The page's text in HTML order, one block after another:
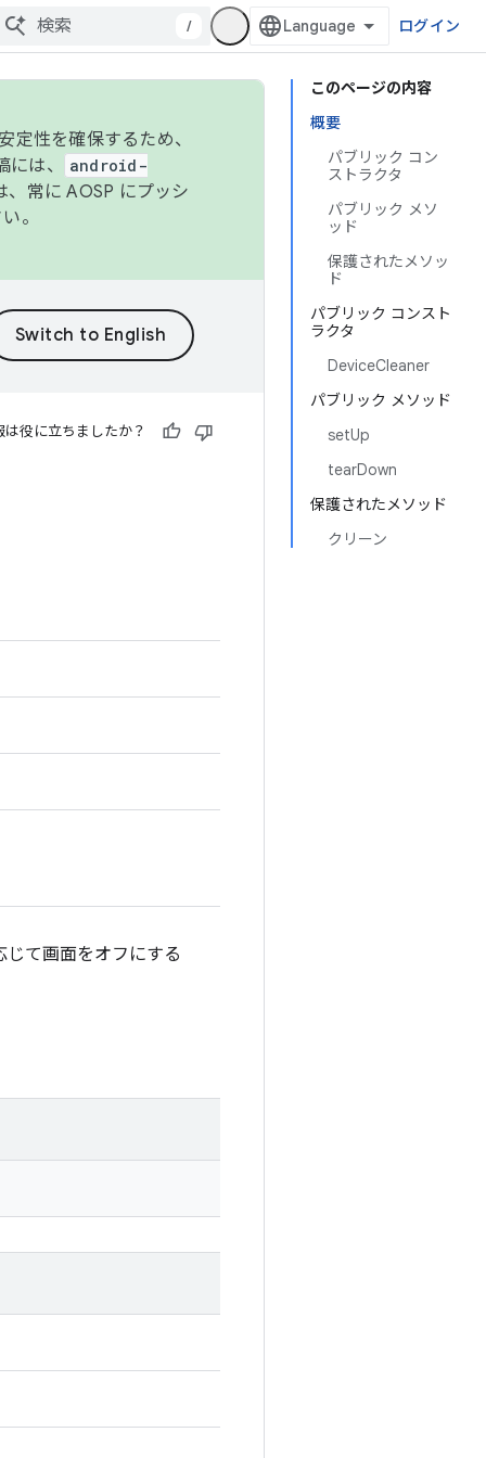
/ ログイン
このページの内容
概要
パブリック コン
ストラクタ
パブリック メソ
ッド
保護されたメソッ
ド
パブリック コンスト
ラクタ
DeviceCleaner
パブリック メソッド
setUp
tearDown
保護されたメソッド
クリーン
性を確保するため、
は、
android-
常に AOSP にプッシ
。
は役に立ちましたか？
て画面をオフにする